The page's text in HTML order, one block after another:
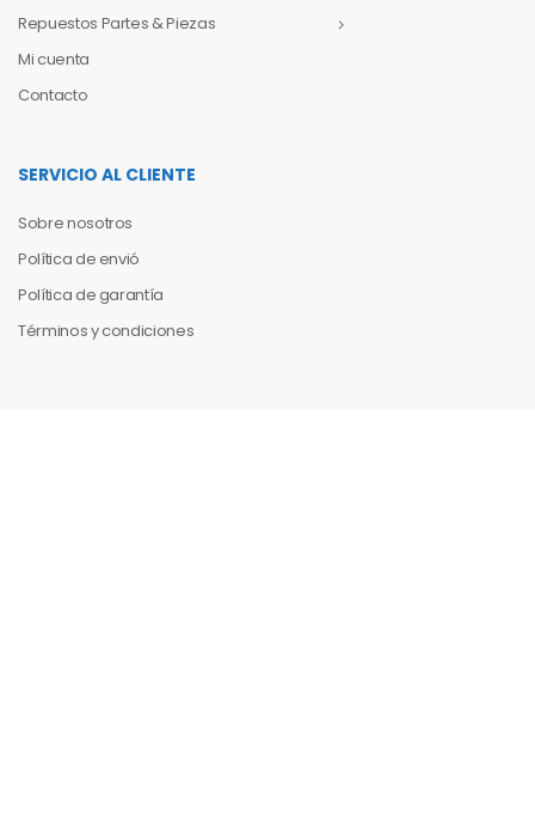
Repuestos Partes & Piezas
Mi cuenta
Contacto
SERVICIO AL CLIENTE
Sobre nosotros
Política de envió
Política de garantía
Términos y condiciones